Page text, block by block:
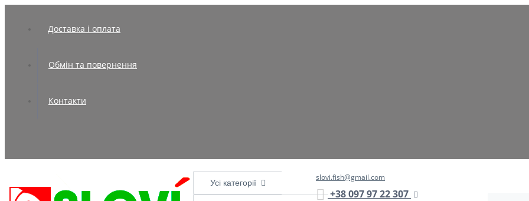
Доставка і оплата
Обмін та повернення
Контакти
Усі категорії
slovi.fish@gmail.com
+38 097 97 22 307